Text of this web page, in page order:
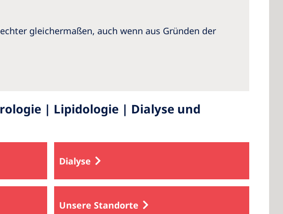
gleichermaßen, auch wenn aus Gründen der
| Lipidologie | Dialyse und
Dialyse
Unsere Standorte